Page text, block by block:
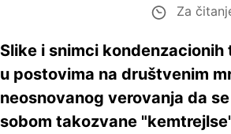
Za
Slike i snimci
u postovima na društvenim
neosnovanog verovanja da
sobom takozvane